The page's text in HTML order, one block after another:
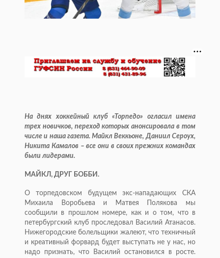
На днях хоккейный клуб «Торпедо» огласил имена
трех новичков, переход которых анонсировала в том
числе и наша газета. Майкл Веккьоне, Даниил Сероух,
Никита Камалов – все они в своих прежних командах
были лидерами.
МАЙКЛ, ДРУГ БОББИ.
О торпедовском будущем экс-нападающих СКА
Михаила Воробьева и Матвея Полякова мы
сообщили в прошлом номере, как и о том, что в
петербургский клуб проследовал Василий Атанасов.
Нижегородские болельщики жалеют, что техничный
и креативный форвард будет выступать не у нас, но
надо признать, что Василий остановился в росте.